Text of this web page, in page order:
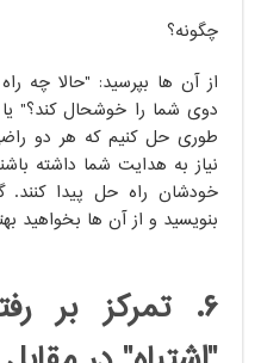
چگونه؟
از آن ها بپرسید: "حالا چه
دوی شما را خوشحال کند؟"
طوری حل کنیم که هر دو
نیاز به هدایت شما داشته
خودشان راه حل پیدا کنند.
بنویسید و از آن ها بخواهید
۶. تمرکز بر